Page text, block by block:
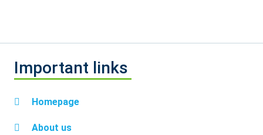
Important links
Homepage
About us